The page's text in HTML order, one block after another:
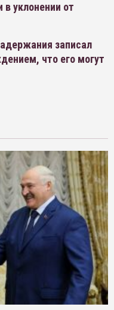
уклонении от
записал
что его могут